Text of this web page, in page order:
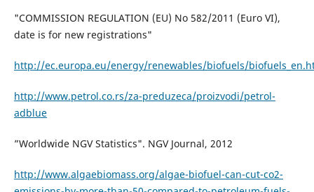
"COMMISSION REGULATION (EU) No 582/2011 (Euro VI),
date is for new registrations"
http://ec.europa.eu/energy/renewables/biofuels/
http://www.petrol.co.rs/za-preduzeca/proizvodi/petrol-
adblue
”Worldwide NGV Statistics". NGV Journal, 2012
http://www.algaebiomass.org/algae-biofuel-can-cut-co2-